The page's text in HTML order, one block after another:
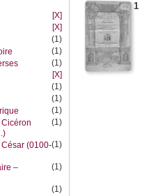
[X]
[X]
(1)
(1)
(1)
[X]
(1)
(1)
(1)
(1)
(0100-(1)
–
(1)
(1)
1